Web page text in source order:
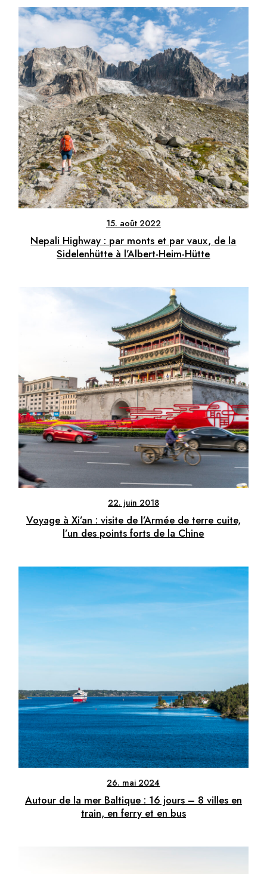
15. août 2022
Nepali Highway : par monts et par vaux, de la
Sidelenhütte à l’Albert-Heim-Hütte
22. juin 2018
Voyage à Xi’an : visite de l’Armée de terre cuite,
l’un des points forts de la Chine
26. mai 2024
Autour de la mer Baltique : 16 jours – 8 villes en
train, en ferry et en bus